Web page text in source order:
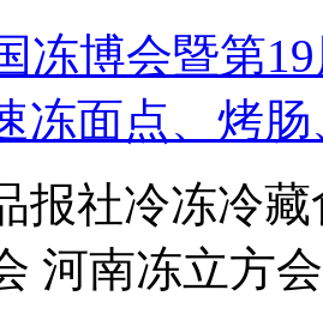
冻博会暨第
冻面点、烤
报社冷冻冷
河南冻立方